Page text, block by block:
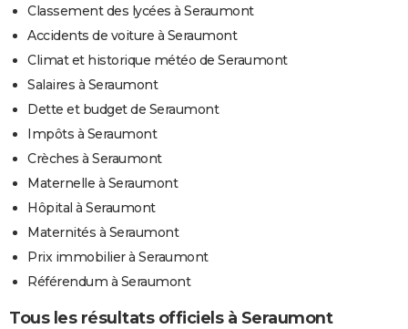
Classement des lycées à Seraumont
Accidents de voiture à Seraumont
Climat et historique météo de Seraumont
Salaires à Seraumont
Dette et budget de Seraumont
Impôts à Seraumont
Crèches à Seraumont
Maternelle à Seraumont
Hôpital à Seraumont
Maternités à Seraumont
Prix immobilier à Seraumont
Référendum à Seraumont
Tous les résultats officiels à Seraumont